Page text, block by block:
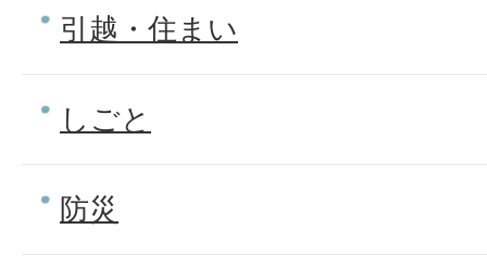
引越・住まい
しごと
防災